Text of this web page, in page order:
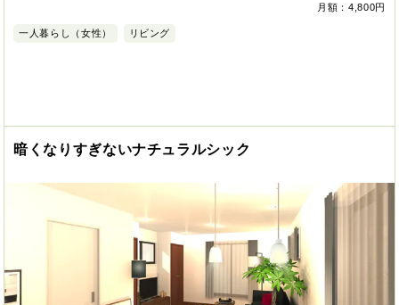
月額：4,800円
一人暮らし（女性） リビング
暗くなりすぎないナチュラルシック